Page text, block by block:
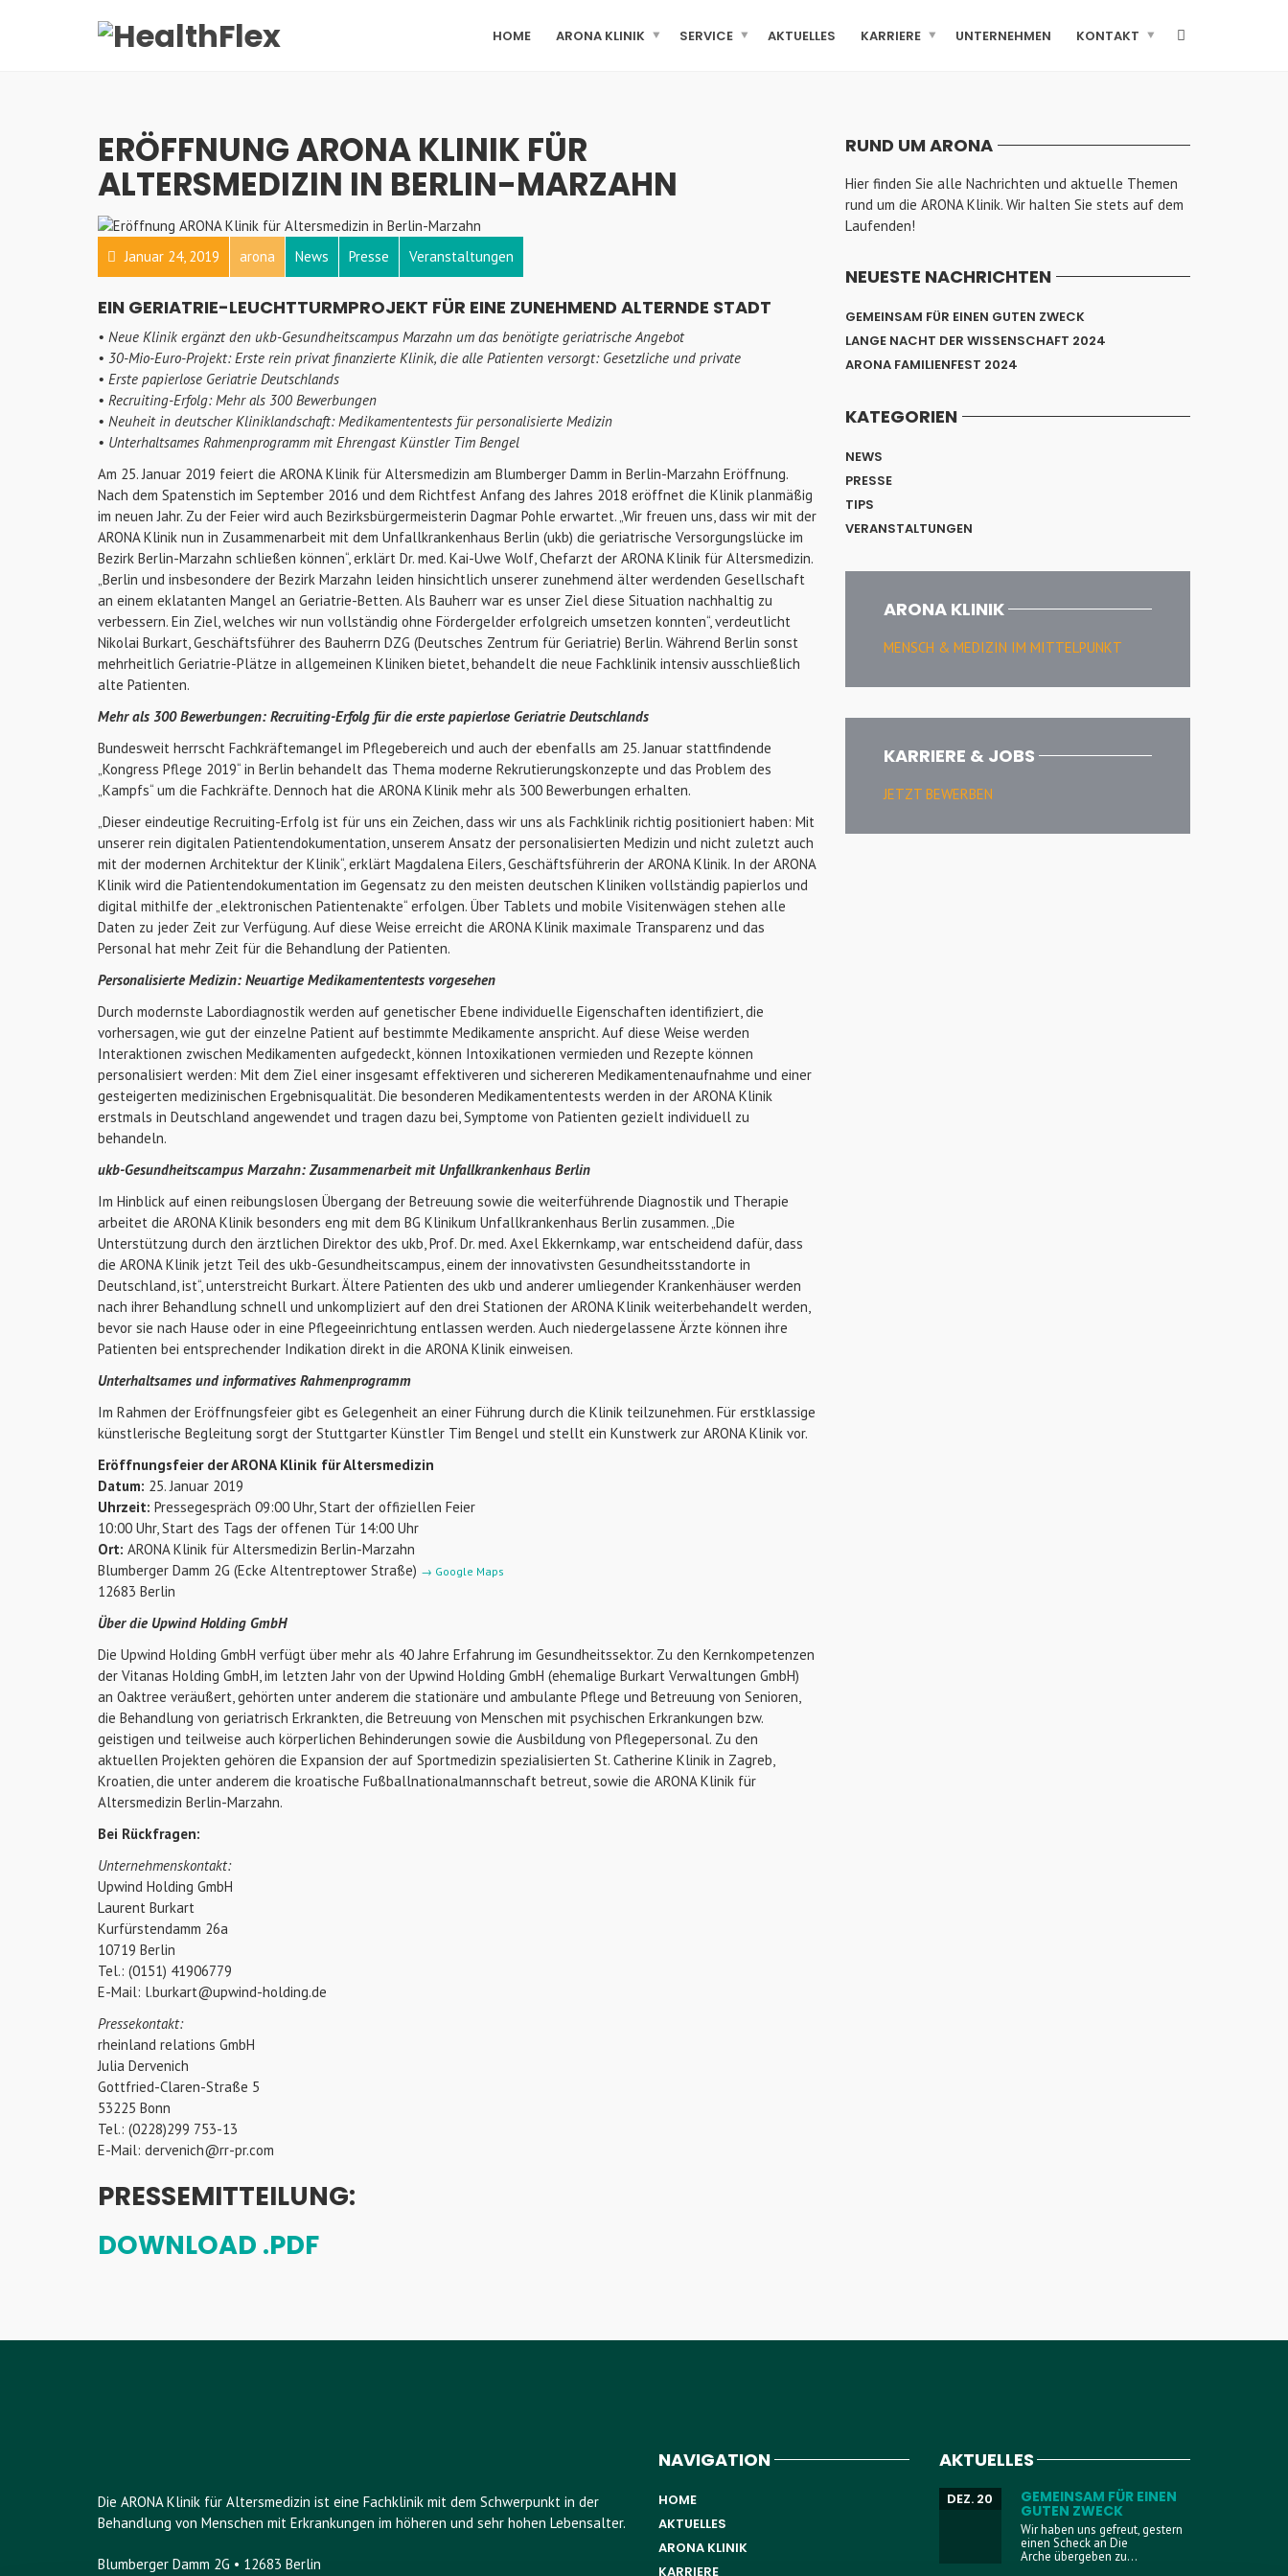
HOME ARONA KLINIK SERVICE AKTUELLES KARRIERE UNTERNEHMEN KONTAKT
ERÖFFNUNG ARONA KLINIK FÜR
ALTERSMEDIZIN IN BERLIN-MARZAHN
Januar 24, 2019 arona News Presse Veranstaltungen
EIN GERIATRIE-LEUCHTTURMPROJEKT FÜR EINE ZUNEHMEND ALTERNDE STADT
• Neue Klinik ergänzt den ukb-Gesundheitscampus Marzahn um das benötigte geriatrische Angebot
• 30-Mio-Euro-Projekt: Erste rein privat finanzierte Klinik, die alle Patienten versorgt: Gesetzliche und private
• Erste papierlose Geriatrie Deutschlands
• Recruiting-Erfolg: Mehr als 300 Bewerbungen
• Neuheit in deutscher Kliniklandschaft: Medikamententests für personalisierte Medizin
• Unterhaltsames Rahmenprogramm mit Ehrengast Künstler Tim Bengel
Am 25. Januar 2019 feiert die ARONA Klinik für Altersmedizin am Blumberger Damm in Berlin-Marzahn Eröffnung.
Nach dem Spatenstich im September 2016 und dem Richtfest Anfang des Jahres 2018 eröffnet die Klinik planmäßig
im neuen Jahr. Zu der Feier wird auch Bezirksbürgermeisterin Dagmar Pohle erwartet. „Wir freuen uns, dass wir mit der
ARONA Klinik nun in Zusammenarbeit mit dem Unfallkrankenhaus Berlin (ukb) die geriatrische Versorgungslücke im
Bezirk Berlin-Marzahn schließen können“, erklärt Dr. med. Kai-Uwe Wolf, Chefarzt der ARONA Klinik für Altersmedizin.
„Berlin und insbesondere der Bezirk Marzahn leiden hinsichtlich unserer zunehmend älter werdenden Gesellschaft
an einem eklatanten Mangel an Geriatrie-Betten. Als Bauherr war es unser Ziel diese Situation nachhaltig zu
verbessern. Ein Ziel, welches wir nun vollständig ohne Fördergelder erfolgreich umsetzen konnten“, verdeutlicht
Nikolai Burkart, Geschäftsführer des Bauherrn DZG (Deutsches Zentrum für Geriatrie) Berlin. Während Berlin sonst
mehrheitlich Geriatrie-Plätze in allgemeinen Kliniken bietet, behandelt die neue Fachklinik intensiv ausschließlich
alte Patienten.
Mehr als 300 Bewerbungen: Recruiting-Erfolg für die erste papierlose Geriatrie Deutschlands
Bundesweit herrscht Fachkräftemangel im Pflegebereich und auch der ebenfalls am 25. Januar stattfindende
„Kongress Pflege 2019“ in Berlin behandelt das Thema moderne Rekrutierungskonzepte und das Problem des
„Kampfs“ um die Fachkräfte. Dennoch hat die ARONA Klinik mehr als 300 Bewerbungen erhalten.
„Dieser eindeutige Recruiting-Erfolg ist für uns ein Zeichen, dass wir uns als Fachklinik richtig positioniert haben: Mit
unserer rein digitalen Patientendokumentation, unserem Ansatz der personalisierten Medizin und nicht zuletzt auch
mit der modernen Architektur der Klinik“, erklärt Magdalena Eilers, Geschäftsführerin der ARONA Klinik. In der ARONA
Klinik wird die Patientendokumentation im Gegensatz zu den meisten deutschen Kliniken vollständig papierlos und
digital mithilfe der „elektronischen Patientenakte“ erfolgen. Über Tablets und mobile Visitenwägen stehen alle
Daten zu jeder Zeit zur Verfügung. Auf diese Weise erreicht die ARONA Klinik maximale Transparenz und das
Personal hat mehr Zeit für die Behandlung der Patienten.
Personalisierte Medizin: Neuartige Medikamententests vorgesehen
Durch modernste Labordiagnostik werden auf genetischer Ebene individuelle Eigenschaften identifiziert, die
vorhersagen, wie gut der einzelne Patient auf bestimmte Medikamente anspricht. Auf diese Weise werden
Interaktionen zwischen Medikamenten aufgedeckt, können Intoxikationen vermieden und Rezepte können
personalisiert werden: Mit dem Ziel einer insgesamt effektiveren und sichereren Medikamentenaufnahme und einer
gesteigerten medizinischen Ergebnisqualität. Die besonderen Medikamententests werden in der ARONA Klinik
erstmals in Deutschland angewendet und tragen dazu bei, Symptome von Patienten gezielt individuell zu
behandeln.
ukb-Gesundheitscampus Marzahn: Zusammenarbeit mit Unfallkrankenhaus Berlin
Im Hinblick auf einen reibungslosen Übergang der Betreuung sowie die weiterführende Diagnostik und Therapie
arbeitet die ARONA Klinik besonders eng mit dem BG Klinikum Unfallkrankenhaus Berlin zusammen. „Die
Unterstützung durch den ärztlichen Direktor des ukb, Prof. Dr. med. Axel Ekkernkamp, war entscheidend dafür, dass
die ARONA Klinik jetzt Teil des ukb-Gesundheitscampus, einem der innovativsten Gesundheitsstandorte in
Deutschland, ist“, unterstreicht Burkart. Ältere Patienten des ukb und anderer umliegender Krankenhäuser werden
nach ihrer Behandlung schnell und unkompliziert auf den drei Stationen der ARONA Klinik weiterbehandelt werden,
bevor sie nach Hause oder in eine Pflegeeinrichtung entlassen werden. Auch niedergelassene Ärzte können ihre
Patienten bei entsprechender Indikation direkt in die ARONA Klinik einweisen.
Unterhaltsames und informatives Rahmenprogramm
Im Rahmen der Eröffnungsfeier gibt es Gelegenheit an einer Führung durch die Klinik teilzunehmen. Für erstklassige
künstlerische Begleitung sorgt der Stuttgarter Künstler Tim Bengel und stellt ein Kunstwerk zur ARONA Klinik vor.
Eröffnungsfeier der ARONA Klinik für Altersmedizin
Datum: 25. Januar 2019
Uhrzeit: Pressegespräch 09:00 Uhr, Start der offiziellen Feier
10:00 Uhr, Start des Tags der offenen Tür 14:00 Uhr
Ort: ARONA Klinik für Altersmedizin Berlin-Marzahn
Blumberger Damm 2G (Ecke Altentreptower Straße) → Google Maps
12683 Berlin
Über die Upwind Holding GmbH
Die Upwind Holding GmbH verfügt über mehr als 40 Jahre Erfahrung im Gesundheitssektor. Zu den Kernkompetenzen
der Vitanas Holding GmbH, im letzten Jahr von der Upwind Holding GmbH (ehemalige Burkart Verwaltungen GmbH)
an Oaktree veräußert, gehörten unter anderem die stationäre und ambulante Pflege und Betreuung von Senioren,
die Behandlung von geriatrisch Erkrankten, die Betreuung von Menschen mit psychischen Erkrankungen bzw.
geistigen und teilweise auch körperlichen Behinderungen sowie die Ausbildung von Pflegepersonal. Zu den
aktuellen Projekten gehören die Expansion der auf Sportmedizin spezialisierten St. Catherine Klinik in Zagreb,
Kroatien, die unter anderem die kroatische Fußballnationalmannschaft betreut, sowie die ARONA Klinik für
Altersmedizin Berlin-Marzahn.
Bei Rückfragen:
Unternehmenskontakt:
Upwind Holding GmbH
Laurent Burkart
Kurfürstendamm 26a
10719 Berlin
Tel.: (0151) 41906779
E-Mail: l.burkart@upwind-holding.de
Pressekontakt:
rheinland relations GmbH
Julia Dervenich
Gottfried-Claren-Straße 5
53225 Bonn
Tel.: (0228)299 753-13
E-Mail: dervenich@rr-pr.com
PRESSEMITTEILUNG:
DOWNLOAD .PDF
RUND UM ARONA
Hier finden Sie alle Nachrichten und aktuelle Themen
rund um die ARONA Klinik. Wir halten Sie stets auf dem
Laufenden!
NEUESTE NACHRICHTEN
GEMEINSAM FÜR EINEN GUTEN ZWECK
LANGE NACHT DER WISSENSCHAFT 2024
ARONA FAMILIENFEST 2024
KATEGORIEN
NEWS
PRESSE
TIPS
VERANSTALTUNGEN
ARONA KLINIK
MENSCH & MEDIZIN IM MITTELPUNKT
KARRIERE & JOBS
JETZT BEWERBEN
Die ARONA Klinik für Altersmedizin ist eine Fachklinik mit dem Schwerpunkt in der
Behandlung von Menschen mit Erkrankungen im höheren und sehr hohen Lebensalter.
Blumberger Damm 2G • 12683 Berlin
NAVIGATION
HOME
AKTUELLES
ARONA KLINIK
KARRIERE
AKTUELLES
GEMEINSAM FÜR EINEN
GUTEN ZWECK
DEZ. 20
Wir haben uns gefreut, gestern
einen Scheck an Die
Arche übergeben zu...